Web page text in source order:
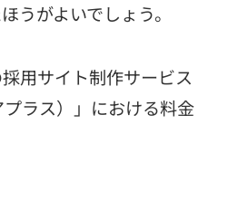
うがよいでしょう。
用サイト制作サービス
プラス）」における料金